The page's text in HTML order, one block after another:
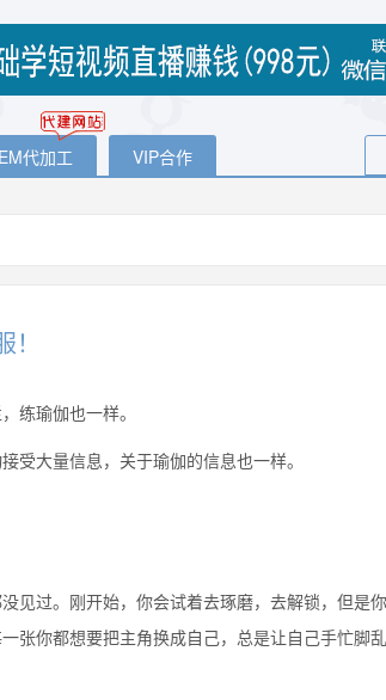
代加工 VIP合作
练瑜伽也一样。
受大量信息，关于瑜伽的信息也一样。
过。刚开始，你会试着去琢磨，去解锁，但是你
张你都想要把主角换成自己，总是让自己手忙脚